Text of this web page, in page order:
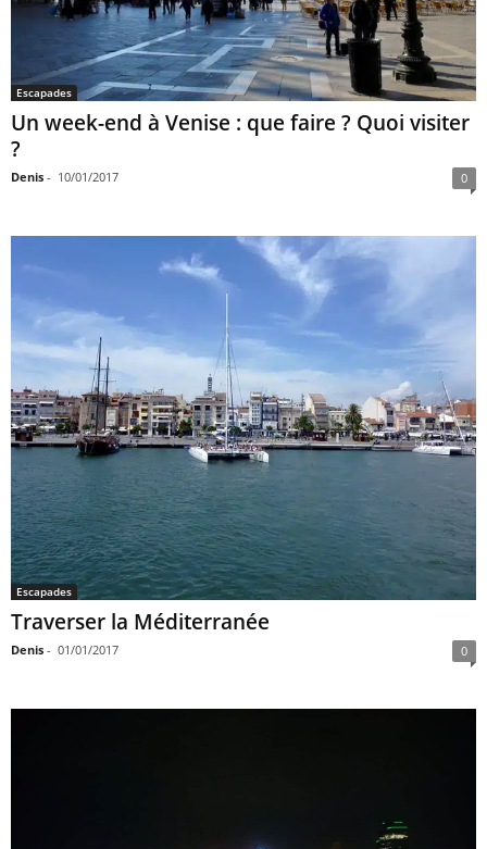
Escapades
Un week-end à Venise : que faire ? Quoi visiter
?
Denis - 10/01/2017 0
Escapades
Traverser la Méditerranée
Denis - 01/01/2017 0